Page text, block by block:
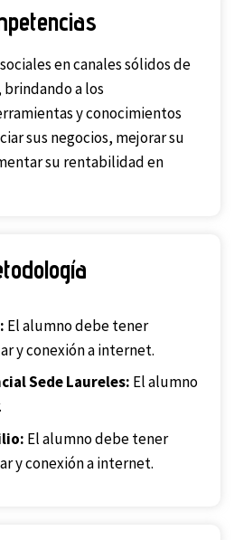
en canales sólidos de
a los
y conocimientos
sus negocios, mejorar su
su rentabilidad en
El alumno debe tener
y conexión a internet.
Sede Laureles: El alumno
El alumno debe tener
y conexión a internet.